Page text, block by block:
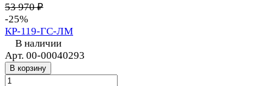
53 970 ₽
-25%
КР-119-ГС-ЛМ
В наличии
Арт. 00-00040293
В корзину